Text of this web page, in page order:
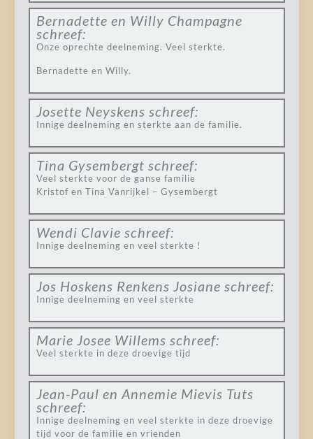
Bernadette en Willy Champagne
schreef:
Onze oprechte deelneming. Veel sterkte.
Bernadette en Willy.
Josette Neyskens schreef:
Innige deelneming en sterkte aan de familie.
Tina Gysembergt schreef:
Veel sterkte voor de ganse familie
Kristof en Tina Vanrijkel – Gysembergt
Wendi Clavie schreef:
Innige deelneming en veel sterkte !
Jos Hoskens Renkens Josiane schreef:
Innige deelneming en veel sterkte
Marie Josee Willems schreef:
Veel sterkte in deze droevige tijd
Jean-Paul en Annemie Mievis Tuts
schreef:
Innige deelneming en veel sterkte in deze droevige
tijd voor de familie en vrienden